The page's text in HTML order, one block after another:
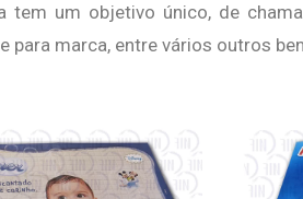
tem um objetivo único, de
para marca, entre vários outros